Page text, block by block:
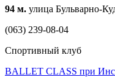
94 м. улица Бульварно-
(063) 239-08-04
Спортивный клуб
BALLET CLASS при